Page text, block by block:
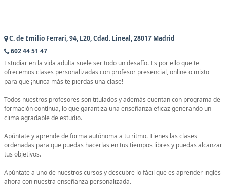
C. de Emilio Ferrari, 94, L20, Cdad. Lineal, 28017 Madrid
602 44 51 47
Estudiar en la vida adulta suele ser todo un desafío. Es por ello que te
ofrecemos clases personalizadas con profesor presencial, online o mixto
para que ¡nunca más te pierdas una clase!
Todos nuestros profesores son titulados y además cuentan con programa de
formación contínua, lo que garantiza una enseñanza eficaz generando un
clima agradable de estudio.
Apúntate y aprende de forma autónoma a tu ritmo. Tienes las clases
ordenadas para que puedas hacerlas en tus tiempos libres y puedas alcanzar
tus objetivos.
Apúntate a uno de nuestros cursos y descubre lo fácil que es aprender inglés
ahora con nuestra enseñanza personalizada.